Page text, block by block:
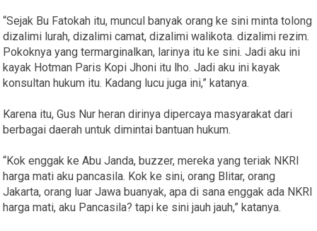
“Sejak Bu Fatokah itu, muncul banyak orang ke sini minta tolong
dizalimi lurah, dizalimi camat, dizalimi walikota. dizalimi rezim.
Pokoknya yang termarginalkan, larinya itu ke sini. Jadi aku ini
kayak Hotman Paris Kopi Jhoni itu lho. Jadi aku ini kayak
konsultan hukum itu. Kadang lucu juga ini,” katanya.
Karena itu, Gus Nur heran dirinya dipercaya masyarakat dari
berbagai daerah untuk dimintai bantuan hukum.
“Kok enggak ke Abu Janda, buzzer, mereka yang teriak NKRI
harga mati aku pancasila. Kok ke sini, orang Blitar, orang
Jakarta, orang luar Jawa buanyak, apa di sana enggak ada NKRI
harga mati, aku Pancasila? tapi ke sini jauh jauh,” katanya.